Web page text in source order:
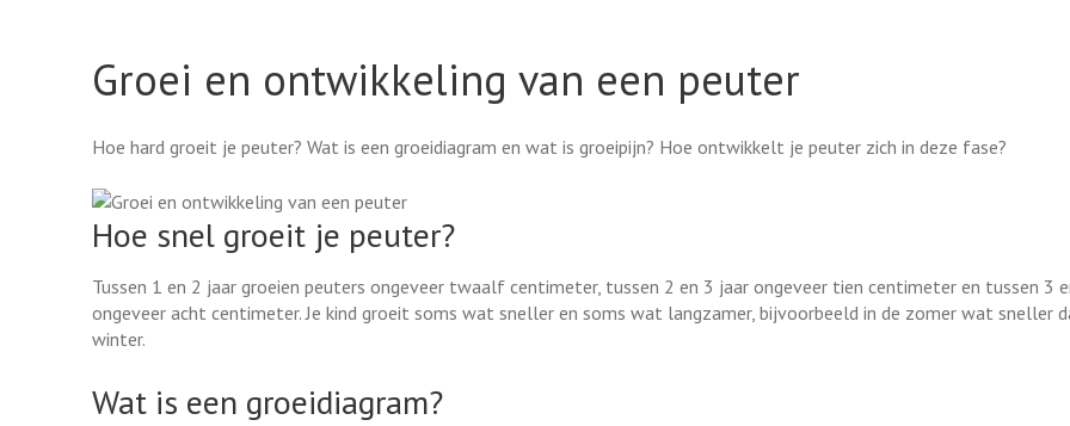
Groei en ontwikkeling van een peuter
Hoe hard groeit je peuter? Wat is een groeidiagram en wat is groeipijn? Hoe ontwikkelt je peuter zich in deze fase?
Hoe snel groeit je peuter?
Tussen 1 en 2 jaar groeien peuters ongeveer twaalf centimeter, tussen 2 en 3 jaar ongeveer tien centimeter en tussen 3
ongeveer acht centimeter. Je kind groeit soms wat sneller en soms wat langzamer, bijvoorbeeld in de zomer wat sneller
winter.
Wat is een groeidiagram?